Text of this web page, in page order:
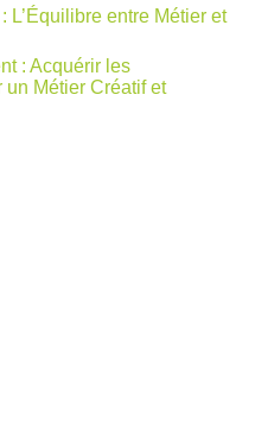
L’Équilibre entre Métier et
: Acquérir les
Métier Créatif et